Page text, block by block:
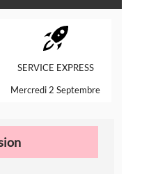
SERVICE EXPRESS
Mercredi 2 Septembre